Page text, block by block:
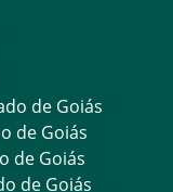
de Goiás
de Goiás
de Goiás
de Goiás